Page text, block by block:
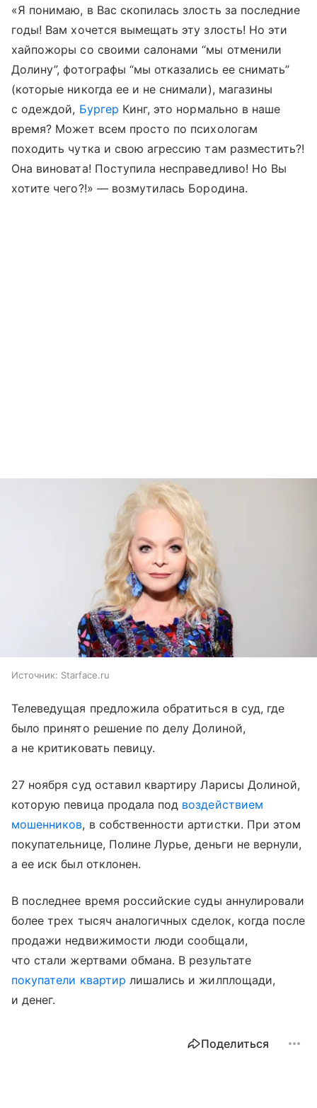
«Я понимаю, в Вас скопилась злость за последние
годы! Вам хочется вымещать эту злость! Но эти
хайпожоры со своими салонами “мы отменили
Долину”, фотографы “мы отказались ее снимать”
(которые никогда ее и не снимали), магазины
с одеждой, Бургер Кинг, это нормально в наше
время? Может всем просто по психологам
походить чутка и свою агрессию там разместить?!
Она виновата! Поступила несправедливо! Но Вы
хотите чего?!» — возмутилась Бородина.
Источник: Starface.ru
Телеведущая предложила обратиться в суд, где
было принято решение по делу Долиной,
а не критиковать певицу.
27 ноября суд оставил квартиру Ларисы Долиной,
которую певица продала под воздействием
мошенников, в собственности артистки. При этом
покупательнице, Полине Лурье, деньги не вернули,
а ее иск был отклонен.
В последнее время российские суды аннулировали
более трех тысяч аналогичных сделок, когда после
продажи недвижимости люди сообщали,
что стали жертвами обмана. В результате
покупатели квартир лишались и жилплощади,
и денег.
Поделиться